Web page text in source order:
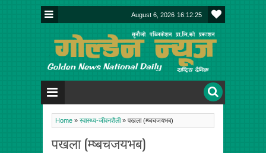
August 6, 2026 16:12:25
Home » स्वास्थ्य-जीवनशैली » पखला (म्ष्बचजयभब)
पखला (म्ष्बचजयभब)